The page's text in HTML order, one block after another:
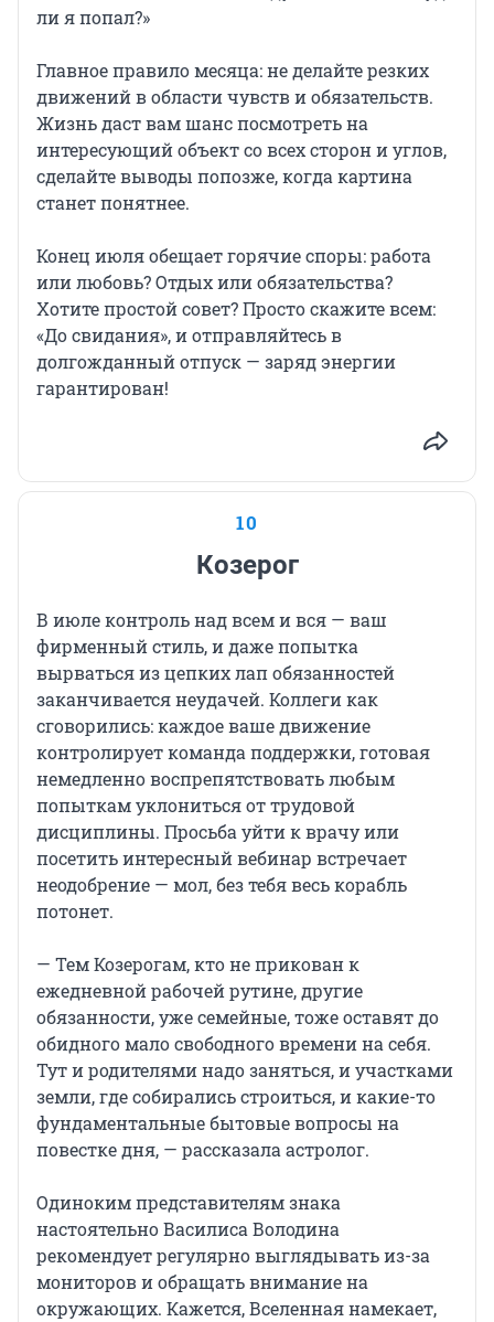
ли я попал?»
Главное правило месяца: не делайте резких
движений в области чувств и обязательств.
Жизнь даст вам шанс посмотреть на
интересующий объект со всех сторон и углов,
сделайте выводы попозже, когда картина
станет понятнее.
Конец июля обещает горячие споры: работа
или любовь? Отдых или обязательства?
Хотите простой совет? Просто скажите всем:
«До свидания», и отправляйтесь в
долгожданный отпуск — заряд энергии
гарантирован!
10
Козерог
В июле контроль над всем и вся — ваш
фирменный стиль, и даже попытка
вырваться из цепких лап обязанностей
заканчивается неудачей. Коллеги как
сговорились: каждое ваше движение
контролирует команда поддержки, готовая
немедленно воспрепятствовать любым
попыткам уклониться от трудовой
дисциплины. Просьба уйти к врачу или
посетить интересный вебинар встречает
неодобрение — мол, без тебя весь корабль
потонет.
— Тем Козерогам, кто не прикован к
ежедневной рабочей рутине, другие
обязанности, уже семейные, тоже оставят до
обидного мало свободного времени на себя.
Тут и родителями надо заняться, и участками
земли, где собирались строиться, и какие-то
фундаментальные бытовые вопросы на
повестке дня, — рассказала астролог.
Одиноким представителям знака
настоятельно Василиса Володина
рекомендует регулярно выглядывать из-за
мониторов и обращать внимание на
окружающих. Кажется, Вселенная намекает,